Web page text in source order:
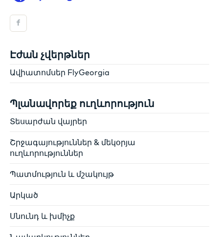
Էժան չվերթներ
Ավիատոմսեր FlyGeorgia
Պլանավորեք ուղևորություն
Տեսարժան վայրեր
Շրջագայություններ & մեկօրյա
ուղևորություններ
Պատմություն և մշակույթ
Արկած
Սնունդ և խմիչք